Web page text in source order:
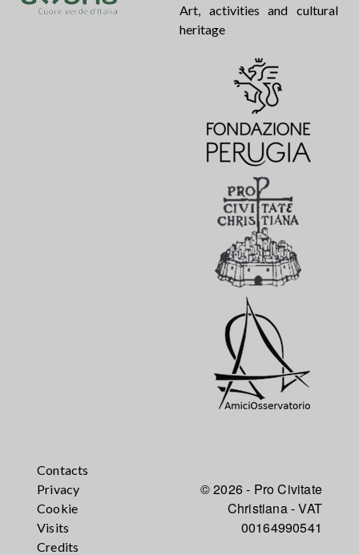
Art, activities and cultural
heritage
Contacts
Privacy
Cookie
Visits
Credits
© 2026 - Pro Civitate
Christiana - VAT
00164990541